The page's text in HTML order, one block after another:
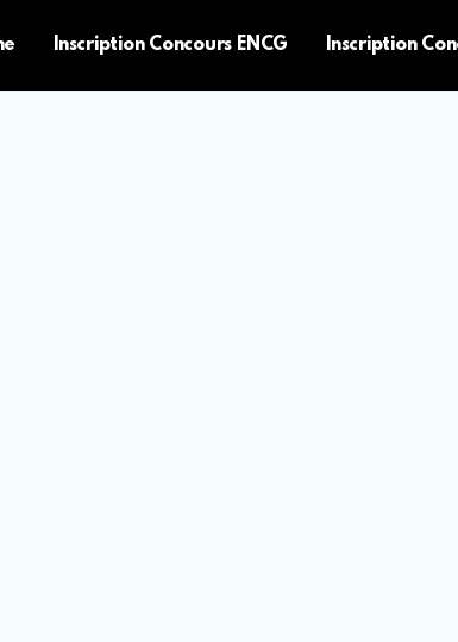
Inscription Concours ENCG Inscription